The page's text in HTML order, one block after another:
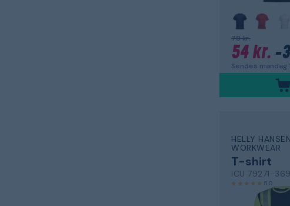
78 kr.
54 kr. -
Sendes mandag
HELLY HANSEN
WORKWEAR
T-shirt
ICU 79271-369
5,0